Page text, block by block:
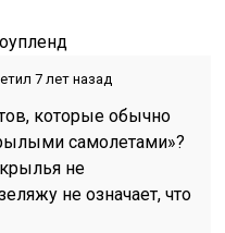
7 лет назад
которые обычно
самолетами»?
не
не означает, что